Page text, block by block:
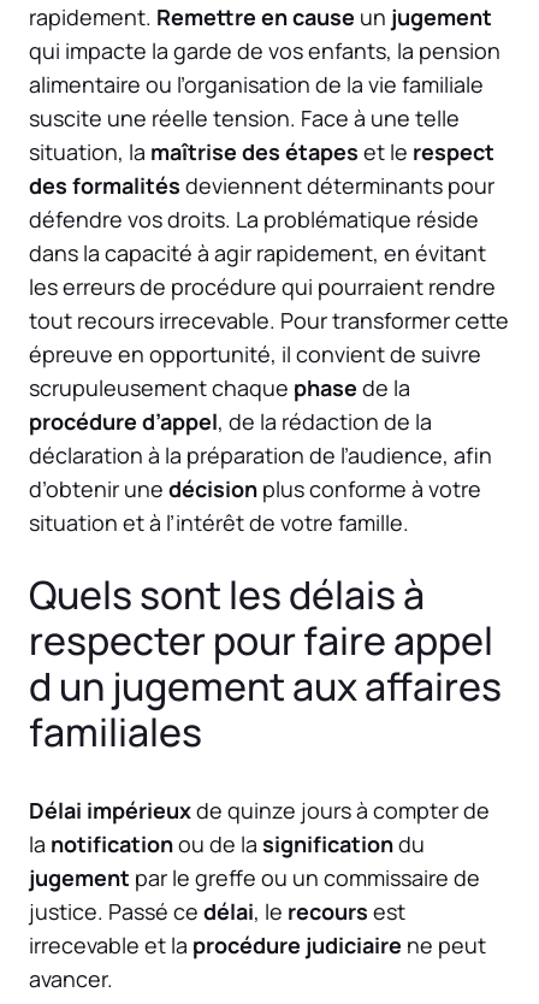
rapidement. Remettre en cause un jugement
qui impacte la garde de vos enfants, la pension
alimentaire ou l’organisation de la vie familiale
suscite une réelle tension. Face à une telle
situation, la maîtrise des étapes et le respect
des formalités deviennent déterminants pour
défendre vos droits. La problématique réside
dans la capacité à agir rapidement, en évitant
les erreurs de procédure qui pourraient rendre
tout recours irrecevable. Pour transformer cette
épreuve en opportunité, il convient de suivre
scrupuleusement chaque phase de la
procédure d’appel, de la rédaction de la
déclaration à la préparation de l’audience, afin
d’obtenir une décision plus conforme à votre
situation et à l’intérêt de votre famille.
Quels sont les délais à
respecter pour faire appel
d un jugement aux affaires
familiales
Délai impérieuxde quinze jours à compter de
la notificationou de la significationdu
jugement par le greffe ou un commissaire de
justice. Passé ce délai, le recours est
irrecevable et la procédure judiciaire ne peut
avancer.